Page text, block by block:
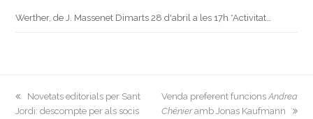
Werther, de J. Massenet Dimarts 28 d'abril a les 17h *Activitat…
previous
post:
Novetats editorials per Sant
Jordi: descompte per als socis
next
post:
Venda preferent funcionsAndrea
Chénieramb Jonas Kaufmann